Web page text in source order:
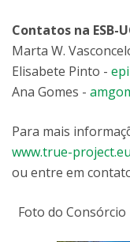
Contatos na ESB-
Marta W.
Elisabete Pinto -
Ana Gomes -
Para mais
www.true-project.eu
ou entre em
Foto do